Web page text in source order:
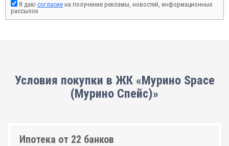
Я даю согласие на получение рекламы, новостей, информационных
рассылок
Условия покупки в ЖК «Мурино Space
(Мурино Спейс)»
Ипотека от 22 банков